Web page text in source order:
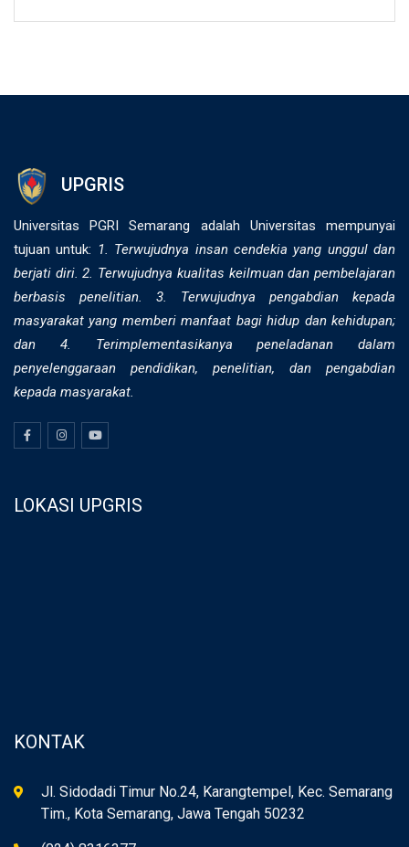
UPGRIS
Universitas PGRI Semarang adalah Universitas mempunyai
tujuan untuk: 1. Terwujudnya insan cendekia yang unggul dan
berjati diri. 2. ⁠Terwujudnya kualitas keilmuan dan pembelajaran
berbasis penelitian. 3. Terwujudnya pengabdian kepada
masyarakat yang memberi manfaat bagi hidup dan kehidupan;
dan 4. Terimplementasikanya peneladanan dalam
penyelenggaraan pendidikan, penelitian, dan pengabdian
kepada masyarakat.
LOKASI UPGRIS
KONTAK
Jl. Sidodadi Timur No.24, Karangtempel, Kec. Semarang
Tim., Kota Semarang, Jawa Tengah 50232